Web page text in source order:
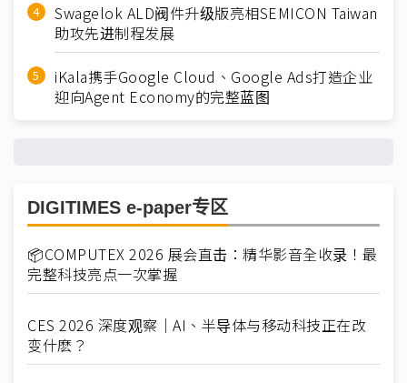
Swagelok ALD阀件升级版亮相SEMICON Taiwan
助攻先进制程发展
iKala携手Google Cloud、Google Ads打造企业
迎向Agent Economy的完整蓝图
DIGITIMES e-paper专区
📦COMPUTEX 2026 展会直击：精华影音全收录！最
完整科技亮点一次掌握
CES 2026 深度观察｜AI、半导体与移动科技正在改
变什麽？